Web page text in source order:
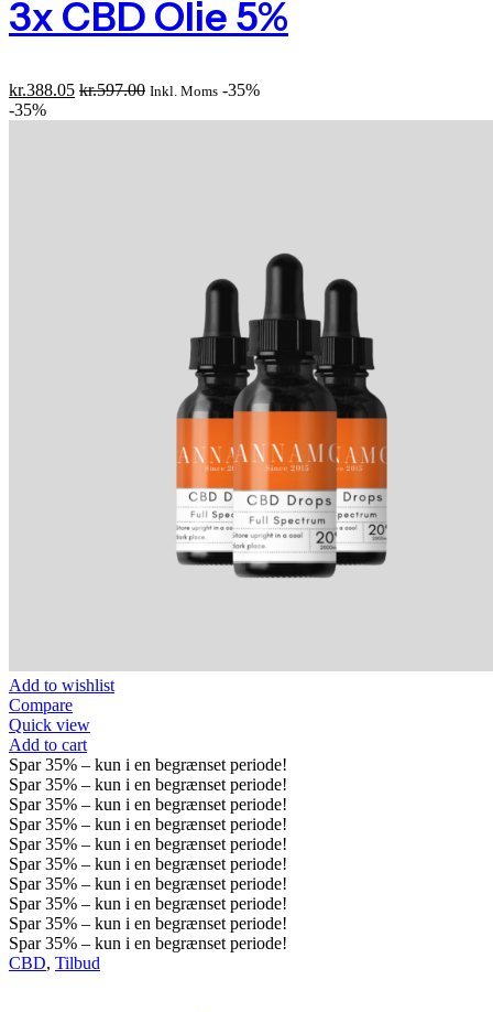
3x CBD Olie 5%
kr.388.05 kr.597.00 Inkl. Moms -35%
-35%
Add to wishlist
Compare
Quick view
Add to cart
Spar35% – kun i en begrænset periode!
Spar35% – kun i en begrænset periode!
Spar35% – kun i en begrænset periode!
Spar35% – kun i en begrænset periode!
Spar35% – kun i en begrænset periode!
Spar35% – kun i en begrænset periode!
Spar35% – kun i en begrænset periode!
Spar35% – kun i en begrænset periode!
Spar35% – kun i en begrænset periode!
Spar35% – kun i en begrænset periode!
CBD, Tilbud